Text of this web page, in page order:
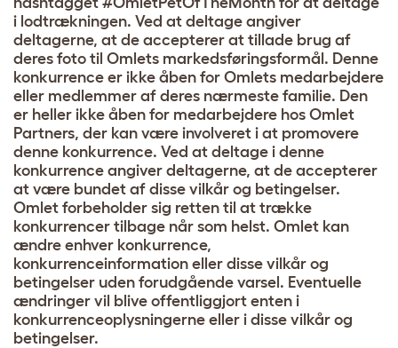
i lodtrækningen. Ved at deltage angiver
deltagerne, at de accepterer at tillade brug af
deres foto til Omlets markedsføringsformål. Denne
konkurrence er ikke åben for Omlets medarbejdere
eller medlemmer af deres nærmeste familie. Den
er heller ikke åben for medarbejdere hos Omlet
Partners, der kan være involveret i at promovere
denne konkurrence. Ved at deltage i denne
konkurrence angiver deltagerne, at de accepterer
at være bundet af disse vilkår og betingelser.
Omlet forbeholder sig retten til at trække
konkurrencer tilbage når som helst. Omlet kan
ændre enhver konkurrence,
konkurrenceinformation eller disse vilkår og
betingelser uden forudgående varsel. Eventuelle
ændringer vil blive offentliggjort enten i
konkurrenceoplysningerne eller i disse vilkår og
betingelser.